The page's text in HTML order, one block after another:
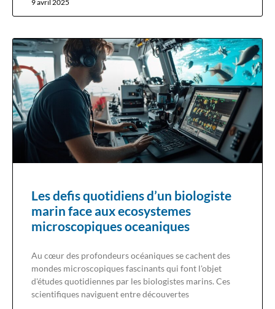
9 avril 2025
Les defis quotidiens d’un biologiste
marin face aux ecosystemes
microscopiques oceaniques
Au cœur des profondeurs océaniques se cachent des
mondes microscopiques fascinants qui font l'objet
d'études quotidiennes par les biologistes marins. Ces
scientifiques naviguent entre découvertes